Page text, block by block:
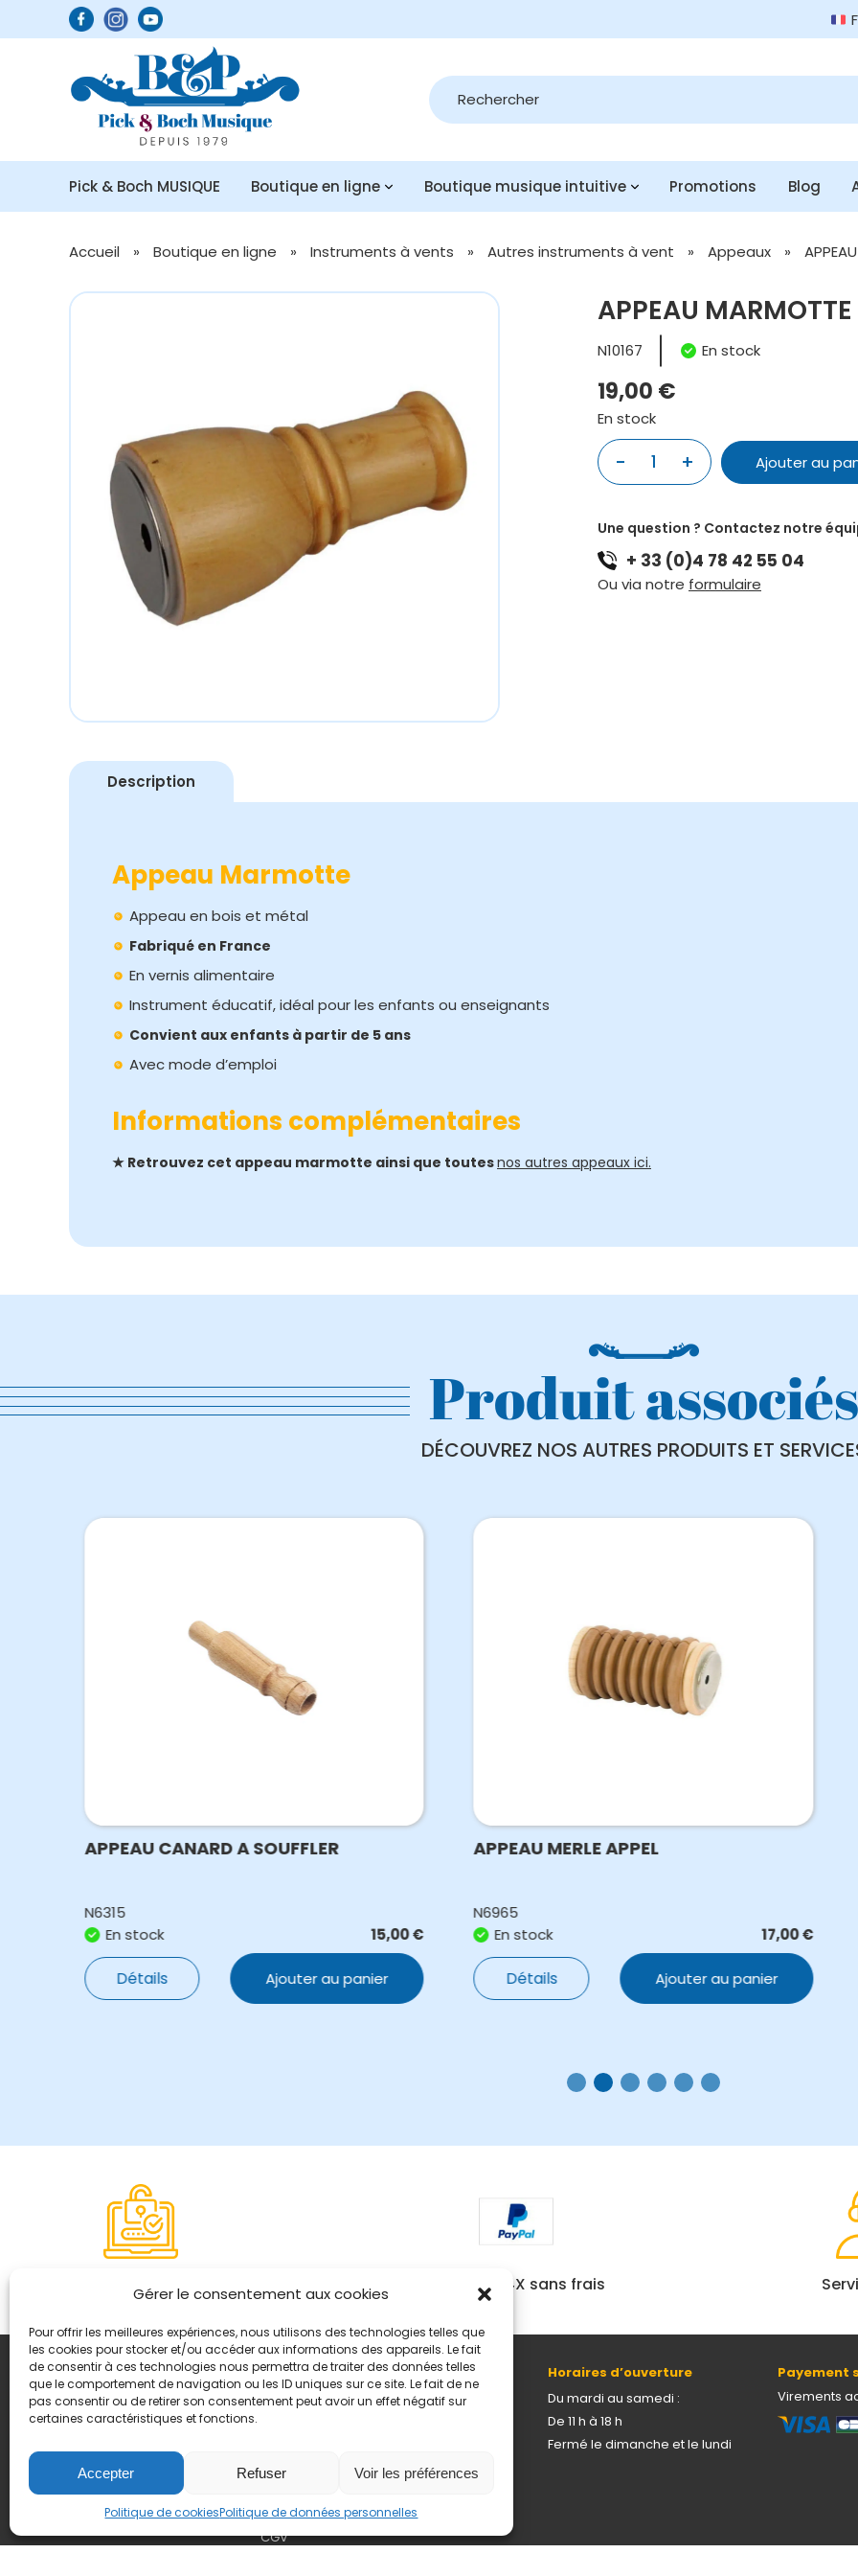
Gérer le consentement aux cookies
Pour offrir les meilleures expériences, nous utilisons des technologies telles que
les cookies pour stocker et/ou accéder aux informations des appareils. Le fait
de consentir à ces technologies nous permettra de traiter des données telles
que le comportement de navigation ou les ID uniques sur ce site. Le fait de ne
pas consentir ou de retirer son consentement peut avoir un effet négatif sur
certaines caractéristiques et fonctions.
Accepter Refuser Voir les préférences
Politique de cookiesPolitique de données personnelles
Recherche
de
produits
Pick & Boch MUSIQUE Boutique en ligne Boutique musique intuitive Promotions Blog
Accueil » Boutique en ligne » Instruments à vents » Autres instruments à vent » Appeaux »
APPEAU MARMOTTE
N10167 En stock
19,00 €
En stock
-
quantité
MARMOTTE
+ Ajouter au
Une question ? Contactez notre
+ 33 (0)4 78 42 55 04
Ou via notre formulaire
Description
Appeau Marmotte
Appeau en bois et métal
Fabriqué en France
En vernis alimentaire
Instrument éducatif, idéal pour les enfants ou enseignants
Convient aux enfants à partir de 5 ans
Avec mode d’emploi
Informations complémentaires
★ Retrouvez cet appeau marmotte ainsi que toutesnos autres appeaux ici.
Produit associés
DÉCOUVREZ NOS AUTRES PRODUITS ET
APPEAU CANARD A SOUFFLER
N6315
En stock
15,00€
Détails Ajouter au panier
APPEAU MERLE APPEL
N6965
En stock
17,00€
Détails Ajouter au panier
Paiement sécurisé Paiement 4X sans frais
Coordonnées
8, quai Romain Rolland 69005 Lyon
Plan d'accès
Politique de données personnelles
CGV
Horaires d’ouverture
Du mardi au samedi :
De 11 h à 18 h
Fermé le dimanche et le lundi
Payement
Virements